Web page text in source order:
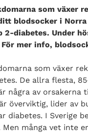
som växer
blodsocker i
diabetes. Under
mer info,
som växer
De allra flesta,
några av orsakerna
överviktig, lider av
diabetes. I Sverige
många vet inte